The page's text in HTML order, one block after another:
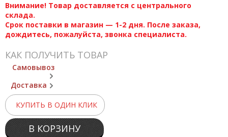
Внимание! Товар доставляется с центрального
склада.
Срок поставки в магазин — 1-2 дня. После заказа,
дождитесь, пожалуйста, звонка специалиста.
КАК ПОЛУЧИТЬ ТОВАР
Самовывоз
Доставка
КУПИТЬ В ОДИН КЛИК
В КОРЗИНУ